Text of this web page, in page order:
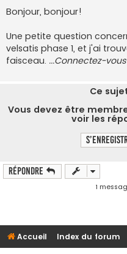
s
s
g
e
Bonjour, bonjour!
Une petite question
velsatis phase 1, et j'ai
faisceau. ...Connectez-
Ce
Vous devez être
voir les
Répondre
1
Accueil Index du forum